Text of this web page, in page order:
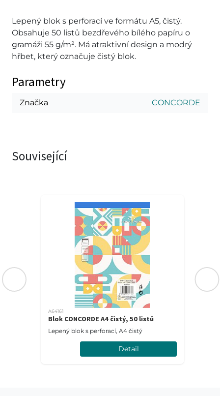
Lepený blok s perforací ve formátu A5, čistý.
Obsahuje 50 listů bezdřevého bílého papíru o
gramáži 55 g/m². Má atraktivní design a modrý
hřbet, který označuje čistý blok.
Parametry
Značka CONCORDE
Související
A64161
Blok CONCORDE A4 čistý, 50 listů
Lepený blok s perforací, A4 čistý
Detail